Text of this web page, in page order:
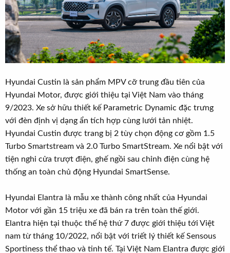
Hyundai Custin là sản phẩm MPV cỡ trung đầu tiên của
Hyundai Motor, được giới thiệu tại Việt Nam vào tháng
9/2023. Xe sở hữu thiết kế Parametric Dynamic đặc trưng
với đèn định vị dạng ẩn tích hợp cùng lưới tản nhiệt.
Hyundai Custin được trang bị 2 tùy chọn động cơ gồm 1.5
Turbo Smartstream và 2.0 Turbo SmartStream. Xe nổi bật với
tiện nghi cửa trượt điện, ghế ngồi sau chỉnh điện cùng hệ
thống an toàn chủ động Hyundai SmartSense.
Hyundai Elantra là mẫu xe thành công nhất của Hyundai
Motor với gần 15 triệu xe đã bán ra trên toàn thế giới.
Elantra hiện tại thuộc thế hệ thứ 7 được giới thiệu tới Việt
nam từ tháng 10/2022, nổi bật với triết lý thiết kế Sensous
Sportiness thể thao và tinh tế. Tại Việt Nam Elantra được giới